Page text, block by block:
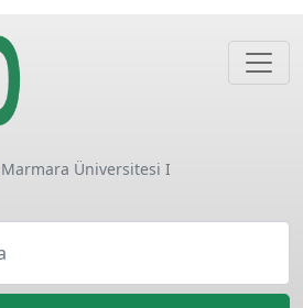
Üniversitesi I